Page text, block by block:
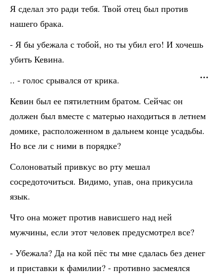
Я сделал это ради тебя. Твой отец был против
нашего брака.
- Я бы убежала с тобой, но ты убил его! И хочешь
убить Кевина.
.. - голос срывался от крика.
Кевин был ее пятилетним братом. Сейчас он
должен был вместе с матерью находиться в летнем
домике, расположенном в дальнем конце усадьбы.
Но все ли с ними в порядке?
Солоноватый привкус во рту мешал
сосредоточиться. Видимо, упав, она прикусила
язык.
Что она может против нависшего над ней
мужчины, если этот человек предусмотрел все?
- Убежала? Да на кой пёс ты мне сдалась без денег
и приставки к фамилии? - противно засмеялся